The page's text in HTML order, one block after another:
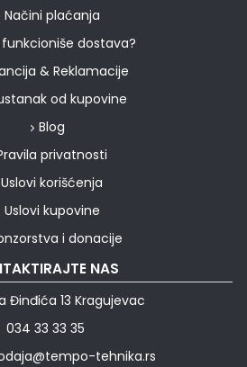
Načini plaćanja
funkcioniše dostava?
& Reklamacije
od kupovine
Blog
privatnosti
Uslovi korišćenja
Uslovi kupovine
i donacije
NAS
Đinđića 13 Kragujevac
034 33 33 35
tehnika.rs